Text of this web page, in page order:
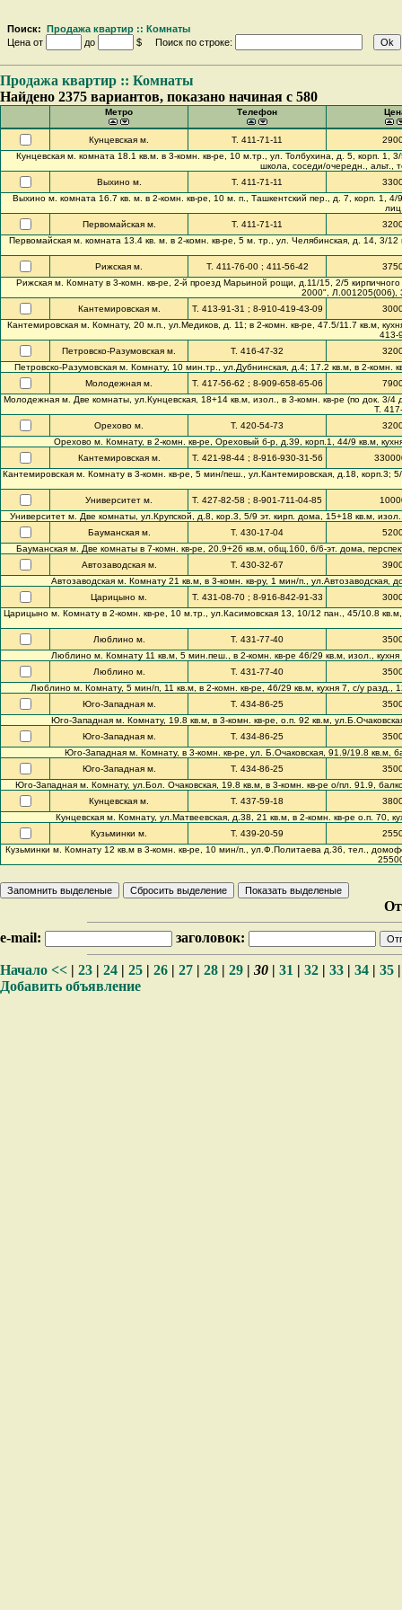
Поиск: Продажа квартир :: Комнаты
Цена от
до $ Поиск по строке:
Продажа квартир :: Комнаты
Найдено 2375 вариантов, показано начиная с 580
Метро Телефон
Кунцевская м. Т. 411-71-11
Кунцевская м. комната 18.1 кв.м. в 3-комн. кв-ре, 10 м.тр., ул. Толбухина, д. 5, корп. 1,
школа, соседи/очередн., альт.,
Выхино м.
Т. 411-71-11
Выхино м. комната 16.7 кв. м. в 2-комн. кв-ре, 10 м. п., Ташкентский пер., д. 7, корп. 1,
Первомайская м.
Т. 411-71-11
Первомайская м. комната 13.4 кв. м. в 2-комн. кв-ре, 5 м. тр., ул. Челябинская, д. 14, 3/
Рижская м. Т. 411-76-00 ; 411-56-42
Рижская м. Комнату в 3-комн. кв-ре, 2-й проезд Марьиной рощи, д.11/15, 2/5
2000", Л.001205(006),
Кантемировская м.
Т. 413-91-31 ; 8-910-419-43-09
Кантемировская м. Комнату, 20 м.п., ул.Медиков, д. 11; в 2-комн. кв-ре, 47.5/11.7 кв.м,
413-
Петровско-Разумовская м.
Т. 416-47-32
Петровско-Разумовская м. Комнату, 10 мин.тр., ул.Дубнинская, д.4; 17.2 кв.м, в 2-
Молодежная м.
Т. 417-56-62 ; 8-909-658-65-06
Молодежная м. Две комнаты, ул.Кунцевская, 18+14 кв.м, изол., в 3-комн. кв-ре (по док.
Т.
Орехово м.
Т. 420-54-73
Орехово м. Комнату, в 2-комн. кв-ре, Ореховый б-р, д.39, корп.1, 44/9 кв.м,
Кантемировская м.
Т. 421-98-44 ; 8-916-930-31-56
Кантемировская м. Комнату в 3-комн. кв-ре, 5 мин/пеш., ул.Кантемировская, д.18,
Университет м. Т. 427-82-58 ; 8-901-711-04-85
Университет м. Две комнаты, ул.Крупской, д.8, кор.3, 5/9 эт. кирп. дома, 15+18 кв.м,
Бауманская м.
Т. 430-17-04
Бауманская м. Две комнаты в 7-комн. кв-ре, 20.9+26 кв.м, общ.160, 6/6-эт. дома,
Автозаводская м.
Т. 430-32-67
Автозаводская м. Комнату 21 кв.м, в 3-комн. кв-ру, 1 мин/п.,
Царицыно м.
Т. 431-08-70 ; 8-916-842-91-33
Царицыно м. Комнату в 2-комн. кв-ре, 10 м.тр., ул.Касимовская 13, 10/12 пан., 45/10.8
Люблино м. Т. 431-77-40
Люблино м. Комнату 11 кв.м, 5 мин.пеш., в 2-комн. кв-ре 46/29 кв.м, изол.,
Люблино м.
Т. 431-77-40
Люблино м. Комнату, 5 мин/п, 11 кв.м, в 2-комн. кв-ре, 46/29 кв.м, кухня 7, с/у
Юго-Западная м.
Т. 434-86-25
Юго-Западная м. Комнату, 19.8 кв.м, в 3-комн. кв-ре, о.п. 92 кв.м,
Юго-Западная м.
Т. 434-86-25
Юго-Западная м. Комнату, в 3-комн. кв-ре, ул. Б.Очаковская, 91.9/19.8
Юго-Западная м.
Т. 434-86-25
Юго-Западная м. Комнату, ул.Бол. Очаковская, 19.8 кв.м, в 3-комн. кв-ре о/пл. 91.9,
Кунцевская м.
Т. 437-59-18
Кунцевская м. Комнату, ул.Матвеевская, д.38, 21 кв.м, в 2-комн. кв-ре о.п.
Кузьминки м.
Т. 439-20-59
Кузьминки м. Комнату 12 кв.м в 3-комн. кв-ре, 10 мин/п., ул.Ф.Политаева д.36, тел.,
e-mail: заголовок:
Начало << | 23 | 24 | 25 | 26 | 27 | 28 | 29 | 30 | 31 | 32 | 33 | 34 | 35
Добавить объявление